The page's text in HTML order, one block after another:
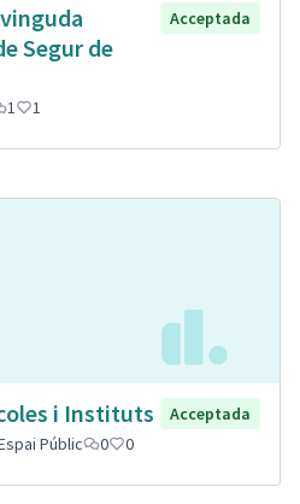
Segur de
Acceptada
1 1
i Instituts
Acceptada
Públic 0 0